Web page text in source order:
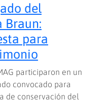
del
Braun:
para
participaron en un
convocado para
de conservación del